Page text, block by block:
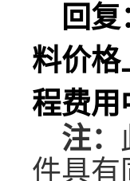
回
料价格
程费用
注：
件具有